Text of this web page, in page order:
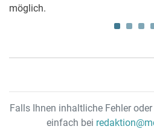
möglich.
Falls Ihnen inhaltliche Fehler
einfach bei